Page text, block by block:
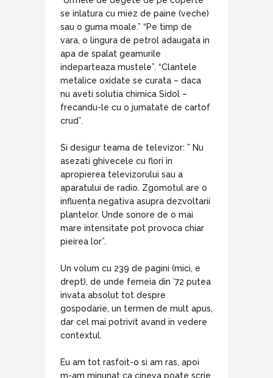
se inlatura cu miez de paine (veche)
sau o guma moale.” “Pe timp de
vara, o lingura de petrol adaugata in
apa de spalat geamurile
indeparteaza mustele”. “Clantele
metalice oxidate se curata – daca
nu aveti solutia chimica Sidol –
frecandu-le cu o jumatate de cartof
crud”.
Si desigur teama de televizor: ” Nu
asezati ghivecele cu flori in
apropierea televizorului sau a
aparatului de radio. Zgomotul are o
influenta negativa asupra dezvoltarii
plantelor. Unde sonore de o mai
mare intensitate pot provoca chiar
pieirea lor”.
Un volum cu 239 de pagini (mici, e
drept), de unde femeia din ’72 putea
invata absolut tot despre
gospodarie, un termen de mult apus,
dar cel mai potrivit avand in vedere
contextul.
Eu am tot rasfoit-o si am ras, apoi
m-am minunat ca cineva poate scrie